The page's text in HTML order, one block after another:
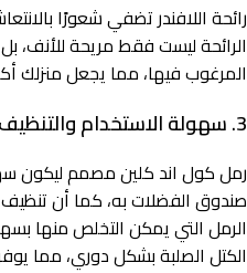
رائحة اللافندر تضفي شعورًا
الرائحة ليست فقط مريحة للأنف،
المرغوب فيها، مما يجعل منزلك
3. سهولة الاستخدام والتنظيف
رمل كول اند كلين مصمم ليكون
صندوق الفضلات به، كما أن
الرمل التي يمكن التخلص منها
الكتل الصلبة بشكل دوري، مما